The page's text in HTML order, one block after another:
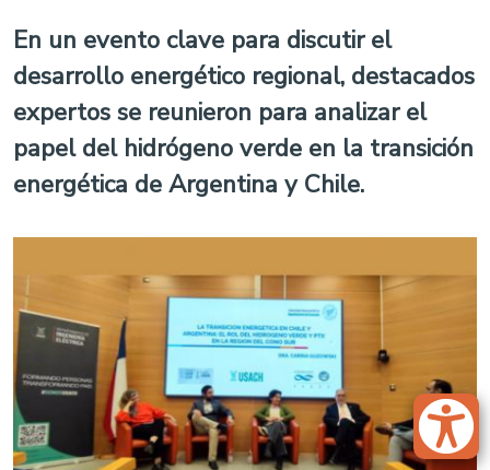
En un evento clave para discutir el
desarrollo energético regional, destacados
expertos se reunieron para analizar el
papel del hidrógeno verde en la transición
energética de Argentina y Chile.